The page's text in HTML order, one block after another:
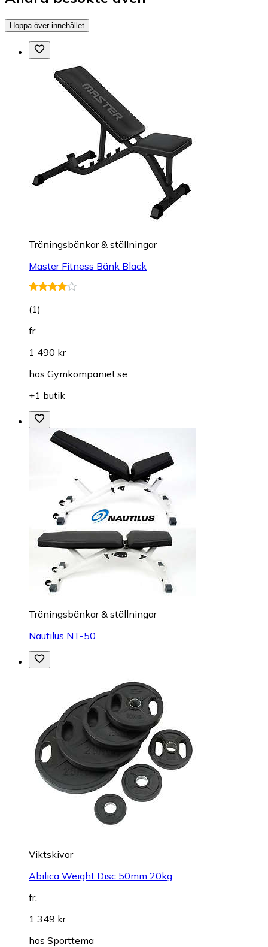
Hoppa över innehållet
Träningsbänkar & ställningar
Master Fitness Bänk Black
(1)
fr.
1 490 kr
hos Gymkompaniet.se
+1 butik
Träningsbänkar & ställningar
Nautilus NT-50
Viktskivor
Abilica Weight Disc 50mm 20kg
fr.
1 349 kr
hos Sporttema